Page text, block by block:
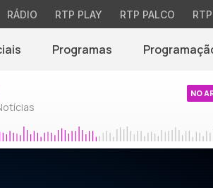
RÁDIO RTP PLAY RTP PALCO
Programas
NO